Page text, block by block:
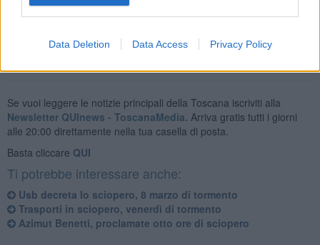
Data Deletion Data Access Privacy Policy
Se vuoi leggere le notizie principali della Toscana iscriviti alla
Newsletter QUInews - ToscanaMedia. Arriva gratis tutti i giorni
alle 20:00 direttamente nella tua casella di posta.
Basta cliccare QUI
Ti potrebbe interessare anche:
Usb decreta lo sciopero, 8 marzo di tormento
Trasporti in sciopero, venerdì di tormento
Azimut Benetti, proclamate otto ore di sciopero